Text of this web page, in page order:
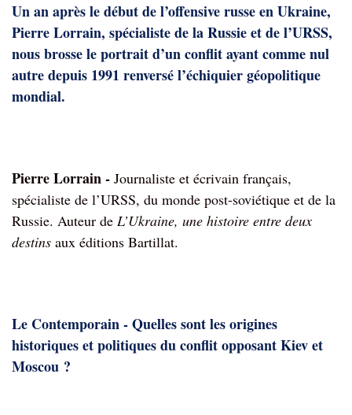
Un an après le début de l’offensive russe en Ukraine,
Pierre Lorrain, spécialiste de la Russie et de l’URSS,
nous brosse le portrait d’un conflit ayant comme nul
autre depuis 1991 renversé l’échiquier géopolitique
mondial.
Pierre Lorrain - Journaliste et écrivain français,
spécialiste de l’URSS, du monde post-soviétique et de la
Russie. Auteur de L’Ukraine, une histoire entre deux
destins aux éditions Bartillat.
Le Contemporain - Quelles sont les origines
historiques et politiques du conflit opposant Kiev et
Moscou ?